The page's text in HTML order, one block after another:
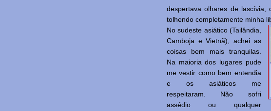
despertava olhares de lascívia,
tolhendo completamente minha
No sudeste asiático (Tailândia,
Camboja e Vietnã), achei as
coisas bem mais tranquilas.
Na maioria dos lugares pude
me vestir como bem entendia
e os asiáticos me
respeitaram. Não sofri
assédio ou qualquer